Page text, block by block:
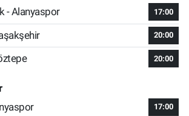
- Alanyaspor
17:00
20:00
20:00
17:00